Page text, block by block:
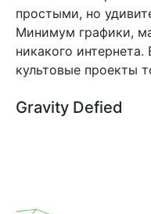
простыми, но
Минимум графики,
никакого
культовые проекты
Gravity Defied